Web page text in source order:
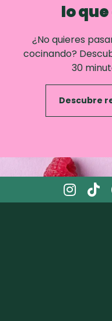
lo
¿No quieres
cocinando?
30
Descubre